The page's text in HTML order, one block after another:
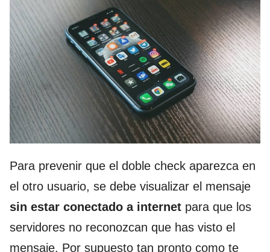
Para prevenir que el doble check aparezca en
el otro usuario, se debe visualizar el mensaje
sin estar conectado a internet para que los
servidores no reconozcan que has visto el
mensaje. Por supuesto tan pronto como te